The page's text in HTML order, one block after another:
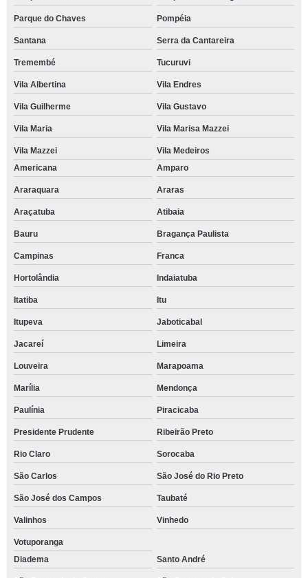
Parque do Chaves Pompéia
Santana Serra da Cantareira
Tremembé Tucuruvi
Vila Albertina Vila Endres
Vila Guilherme Vila Gustavo
Vila Maria Vila Marisa Mazzei
Vila Mazzei
Vila Medeiros
Americana
Amparo
Araraquara Araras
Araçatuba Atibaia
Bauru Bragança Paulista
Campinas Franca
Hortolândia Indaiatuba
Itatiba Itu
Itupeva Jaboticabal
Jacareí Limeira
Louveira Marapoama
Marília Mendonça
Paulínia Piracicaba
Presidente Prudente Ribeirão Preto
Rio Claro Sorocaba
São Carlos São José do Rio Preto
São José dos Campos Taubaté
Valinhos Vinhedo
Votuporanga
Diadema
Santo André